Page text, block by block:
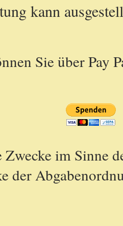
kann
Sie über Pay
im Sinne
der